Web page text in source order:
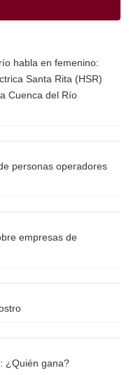
habla en femenino:
Santa Rita (HSR)
Cuenca del Río
personas operadores
empresas de
¿Quién gana?